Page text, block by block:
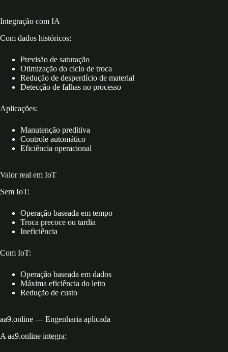
Integração com IA
Com dados históricos:
Previsão de saturação
Otimização do ciclo de troca
Redução de desperdício de material
Detecção de falhas no processo
Aplicações:
Manutenção preditiva
Controle automático
Eficiência operacional
Valor real em IoT
Sem IoT:
Operação baseada em tempo
Troca precoce ou tardia
Ineficiência
Com IoT:
Operação baseada em dados
Máxima eficiência do leito
Redução de custo
aa9.online — Engenharia aplicada
A aa9.online integra: